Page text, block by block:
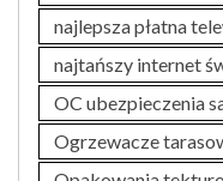
najlepsza płatna
najtańszy internet
OC ubezpieczenia
Ogrzewacze